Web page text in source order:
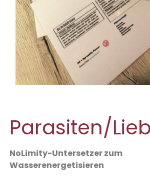
Parasiten/
NoLimity-Untersetzer zum
Wasserenergetisieren